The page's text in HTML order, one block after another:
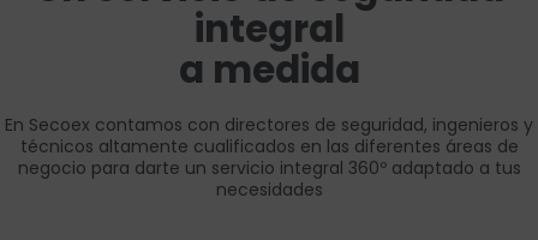
integral
a medida
En Secoex contamos con directores de seguridad, ingenieros y
técnicos altamente cualificados en las diferentes áreas de
negocio para darte un servicio integral 360º adaptado a tus
necesidades